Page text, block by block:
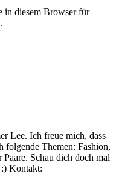
in diesem Browser für
Lee. Ich freue mich, dass
folgende Themen: Fashion,
Schau dich doch mal
:) Kontakt: